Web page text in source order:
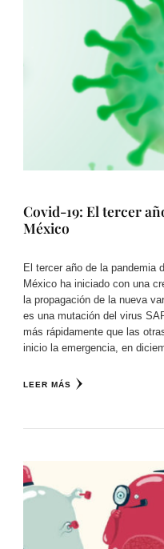
Covid-19: El tercer
México
El tercer año de la pandemia
México ha iniciado con una
la propagación de la nueva
es una mutación del virus
más rápidamente que las
inicio la emergencia, en
LEER MÁS